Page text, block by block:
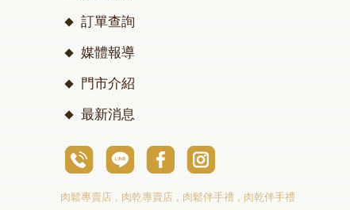
訂單查詢
媒體報導
門市介紹
最新消息
肉鬆專賣店 肉乾專賣店 肉鬆伴手禮 肉乾伴手禮